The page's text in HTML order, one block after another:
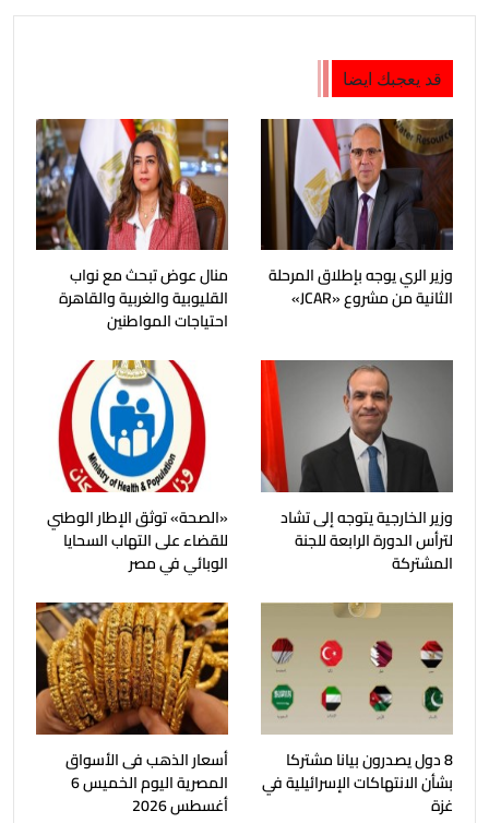
قد يعجبك ايضا
وزير الري يوجه بإطلاق المرحلة
الثانية من مشروع «JCAR»
منال عوض تبحث مع نواب
القليوبية والغربية والقاهرة
احتياجات المواطنين
وزير الخارجية يتوجه إلى تشاد
لترأس الدورة الرابعة للجنة
المشتركة
«الصحة» توثق الإطار الوطني
للقضاء على التهاب السحايا
الوبائي في مصر
8 دول يصدرون بيانا مشتركا
بشأن الانتهاكات الإسرائيلية في
غزة
أسعار الذهب فى الأسواق
المصرية اليوم الخميس 6
أغسطس 2026